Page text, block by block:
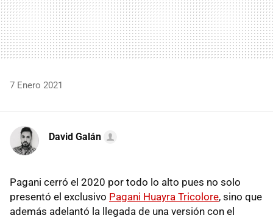
7 Enero 2021
David Galán
Pagani cerró el 2020 por todo lo alto pues no solo
presentó el exclusivo Pagani Huayra Tricolore, sino que
además adelantó la llegada de una versión con el